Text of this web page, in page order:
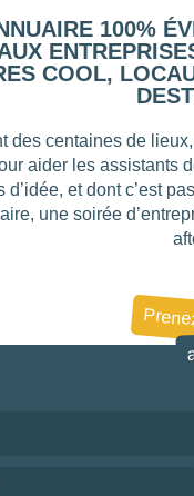
100%
COOL,
des centaines de
aider les assistants
d’idée, et dont c’est
une soirée